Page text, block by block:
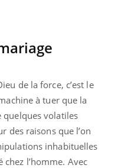
de la force, c’est le
à tuer que la
quelques volatiles
des raisons que l’on
inhabituelles
l’homme. Avec